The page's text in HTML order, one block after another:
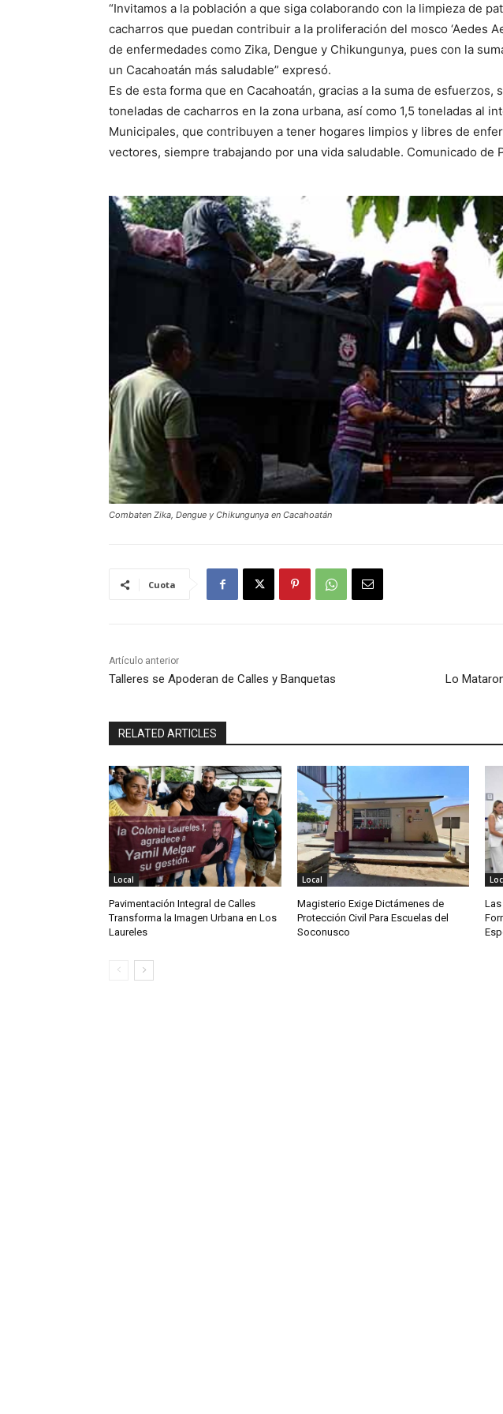
“Invitamos a la población a que siga colaborando con la limpieza de
cacharros que puedan contribuir a la proliferación del mosco ‘Aedes
de enfermedades como Zika, Dengue y Chikungunya, pues con la
un Cacahoatán más saludable” expresó.
Es de esta forma que en Cacahoatán, gracias a la suma de esfuerzos,
toneladas de cacharros en la zona urbana, así como 1,5 toneladas al
Municipales, que contribuyen a tener hogares limpios y libres de
vectores, siempre trabajando por una vida saludable. Comunicado de
Combaten Zika, Dengue y Chikungunya en Cacahoatán
Cuota
Artículo anterior
Talleres se Apoderan de Calles y Banquetas Lo
RELATED ARTICLES
Local
Pavimentación Integral de Calles
Transforma la Imagen Urbana en Los
Laureles
Local
Magisterio Exige Dictámenes de
Protección Civil Para Escuelas del
Soconusco